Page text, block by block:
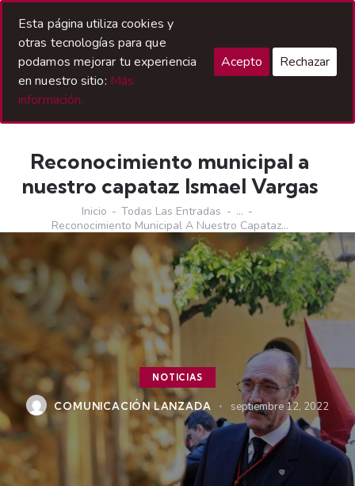
Reconocimiento municipal a
nuestro capataz Ismael Vargas
Inicio Todas Las Entradas
...
Reconocimiento Municipal A Nuestro Capataz...
NOTICIAS
COMUNICACIÓN LANZADA septiembre 12, 2022
Esta página utiliza cookies y
otras tecnologías para que
podamos mejorar tu experiencia
en nuestro sitio: Más
información.
Acepto Rechazar